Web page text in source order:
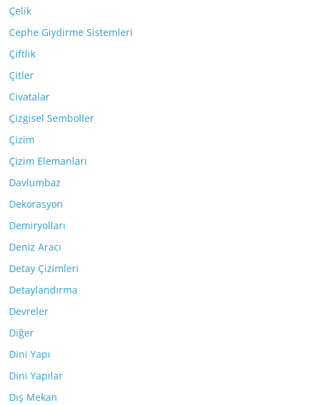
Çelik
Cephe Giydirme Sistemleri
Çiftlik
Çitler
Civatalar
Çizgisel Semboller
Çizim
Çizim Elemanları
Davlumbaz
Dekorasyon
Demiryolları
Deniz Aracı
Detay Çizimleri
Detaylandırma
Devreler
Diğer
Dini Yapı
Dini Yapılar
Dış Mekan